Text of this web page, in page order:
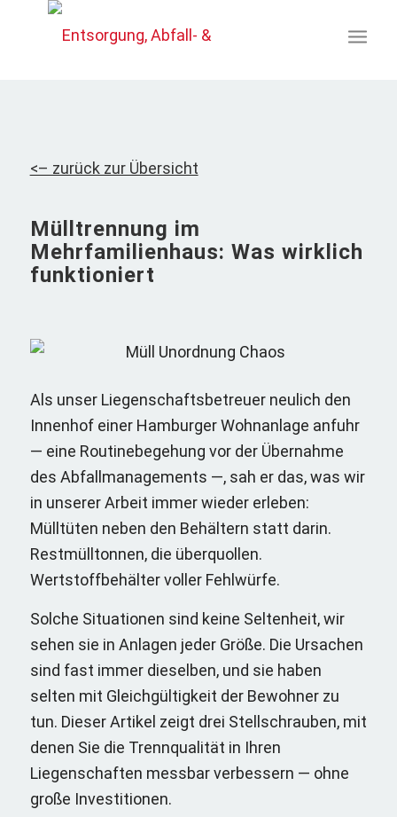
<– zurück zur Übersicht
Mülltrennung im
Mehrfamilienhaus: Was wirklich
funktioniert
Als unser Liegenschaftsbetreuer neulich den
Innenhof einer Hamburger Wohnanlage anfuhr
— eine Routinebegehung vor der Übernahme
des Abfallmanagements —, sah er das, was wir
in unserer Arbeit immer wieder erleben:
Mülltüten neben den Behältern statt darin.
Restmülltonnen, die überquollen.
Wertstoffbehälter voller Fehlwürfe.
Solche Situationen sind keine Seltenheit, wir
sehen sie in Anlagen jeder Größe. Die Ursachen
sind fast immer dieselben, und sie haben
selten mit Gleichgültigkeit der Bewohner zu
tun. Dieser Artikel zeigt drei Stellschrauben, mit
denen Sie die Trennqualität in Ihren
Liegenschaften messbar verbessern — ohne
große Investitionen.